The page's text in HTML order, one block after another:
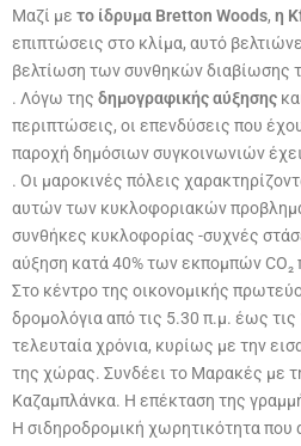
Μαζί με το ίδρυμα Bretton Woods, η
επιπτώσεις στο κλίμα, αυτό
βελτίωση των συνθηκών διαβίωσης
. Λόγω της δημογραφικής αύξησης
περιπτώσεις, οι επενδύσεις που
παροχή δημόσιων συγκοινωνιών
. Οι μαροκινές πόλεις
αυτών των κυκλοφοριακών
συνθήκες κυκλοφορίας -συχνές
αύξηση κατά 40% των εκπομπών CO₂
Στο κέντρο της οικονομικής
δρομολόγια από τις 5.30 π.μ. έως
τελευταία χρόνια, κυρίως με την
της χώρας. Συνδέει το Μαρακές με
Καζαμπλάνκα. Η επέκταση της
Η σιδηροδρομική χωρητικότητα που